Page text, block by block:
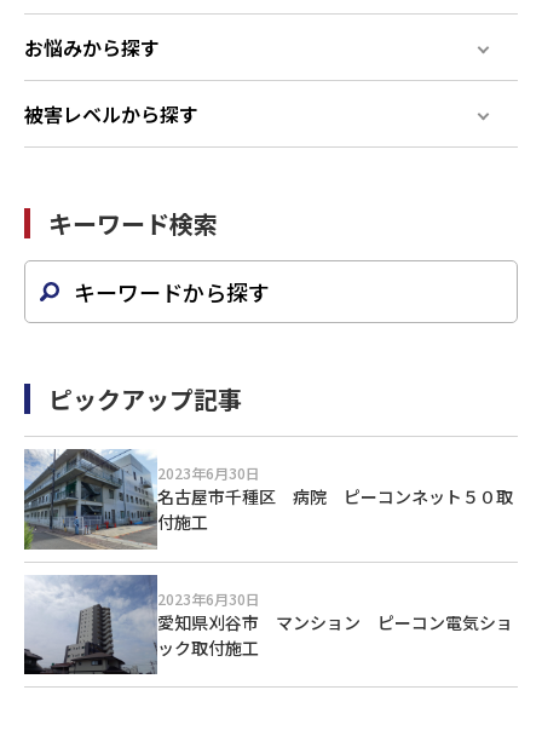
お悩みから探す
被害レベルから探す
キーワード検索
ピックアップ記事
2023年6月30日
名古屋市千種区 病院 ピーコンネット５０取
付施工
2023年6月30日
愛知県刈谷市 マンション ピーコン電気ショ
ック取付施工